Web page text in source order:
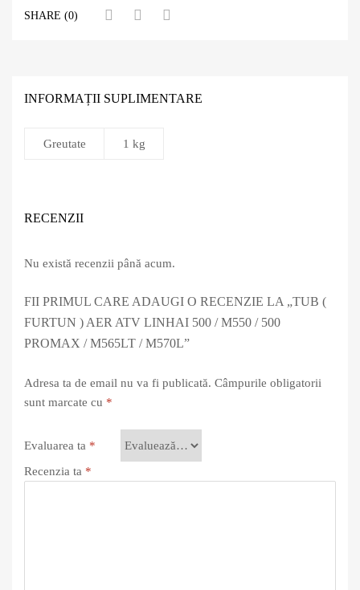
SHARE (0)
INFORMAȚII SUPLIMENTARE
Greutate 1 kg
RECENZII
Nu există recenzii până acum.
FII PRIMUL CARE ADAUGI O RECENZIE LA „TUB (
FURTUN ) AER ATV LINHAI 500 / M550 / 500
PROMAX / M565LT / M570L”
Adresa ta de email nu va fi publicată. Câmpurile obligatorii
sunt marcate cu *
Evaluarea ta *
Recenzia ta *